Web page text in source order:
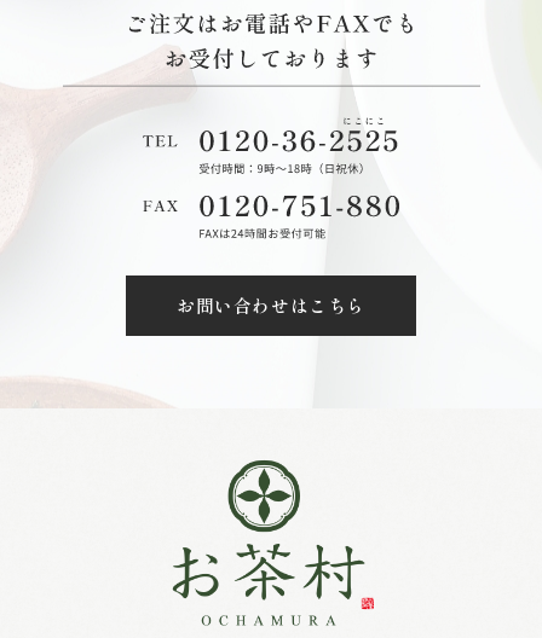
お問い合わせはこちら